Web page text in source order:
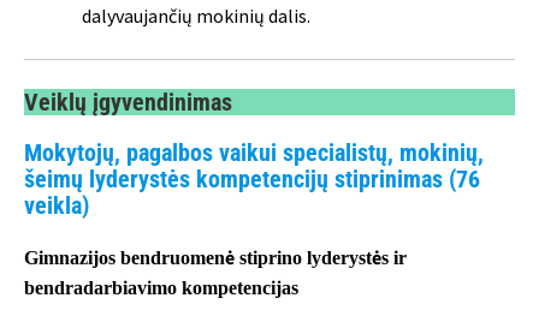
dalyvaujančių mokinių dalis.
Veiklų įgyvendinimas
Mokytojų, pagalbos vaikui specialistų, mokinių,
šeimų lyderystės kompetencijų stiprinimas (76
veikla)
Gimnazijos bendruomenė stiprino lyderystės ir
bendradarbiavimo kompetencijas